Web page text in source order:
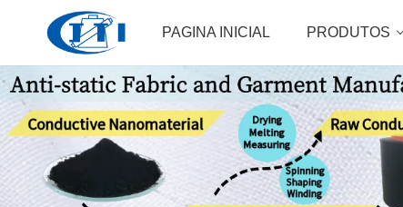
PAGINA INICIAL PRODUTOS